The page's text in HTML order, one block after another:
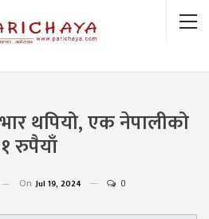
थपियो, एक नेपालीको
रुपैयाँ
On Jul 19, 2024 0